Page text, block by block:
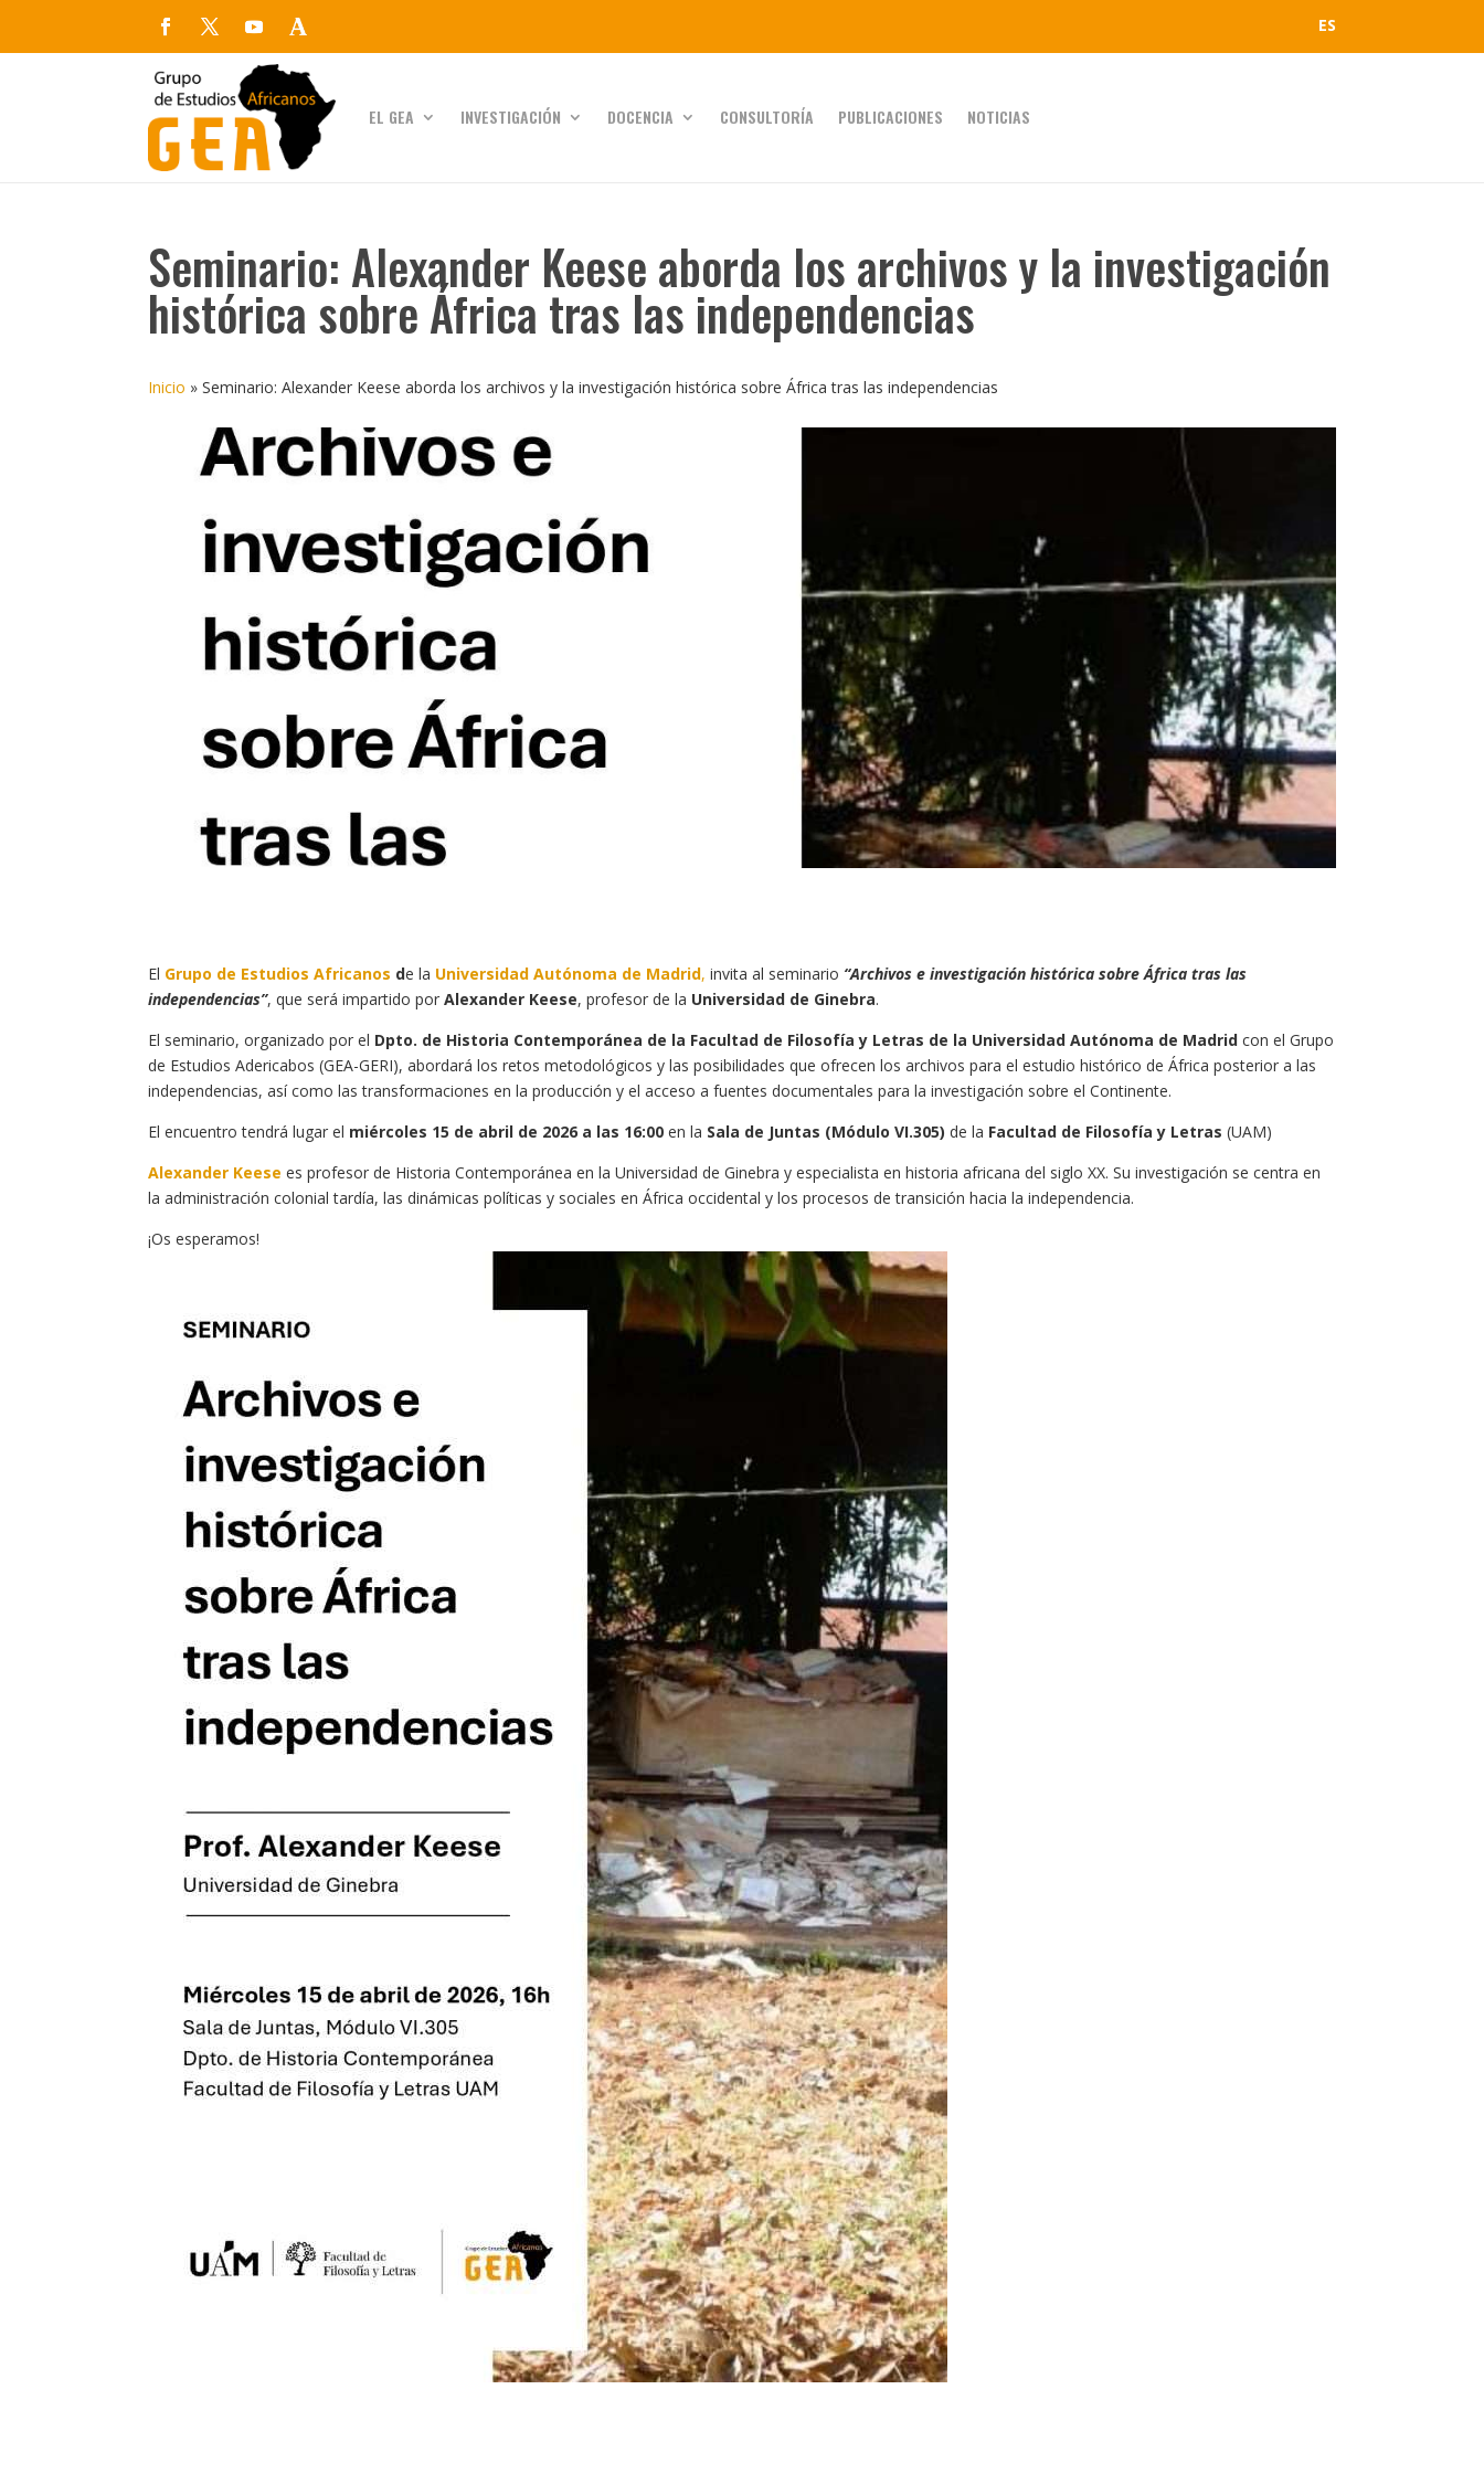
ES
EL GEA INVESTIGACIÓN DOCENCIA CONSULTORÍA PUBLICACIONES NOTICIAS
Seminario: Alexander Keese aborda los archivos y la investigación
histórica sobre África tras las independencias
Inicio »Seminario: Alexander Keese aborda los archivos y la investigación histórica sobre África tras las independencias
El Grupo de Estudios Africanos de la Universidad Autónoma de Madrid, invita al seminario “Archivos e investigación histórica sobre África tras las
independencias”, que será impartido porAlexander Keese, profesor de la Universidad de Ginebra.
El seminario, organizado por el Dpto. de Historia Contemporánea de la Facultad de Filosofía y Letras de la Universidad Autónoma de Madrid con el Grupo
de Estudios Adericabos (GEA-GERI), abordará los retos metodológicos y las posibilidades que ofrecen los archivos para el estudio histórico de África posterior a las
independencias, así como las transformaciones en la producción y el acceso a fuentes documentales para la investigación sobre el Continente.
El encuentro tendrá lugar el miércoles 15 de abril de 2026 a las 16:00 en la Sala de Juntas (Módulo VI.305) de la Facultad de Filosofía y Letras(UAM)
Alexander Keese es profesor de Historia Contemporánea en la Universidad de Ginebra y especialista en historia africana del siglo XX. Su investigación se centra en
la administración colonial tardía, las dinámicas políticas y sociales en África occidental y los procesos de transición hacia la independencia.
¡Os esperamos!